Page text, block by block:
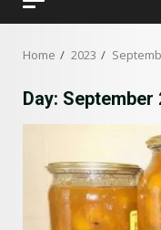
Home 2023
Day: September